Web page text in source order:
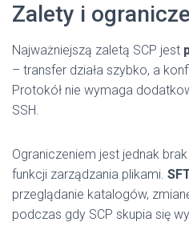
Zalety i
Najważniejszą zaletą SCP jest
– transfer działa szybko, a
Protokół nie wymaga
SSH.
Ograniczeniem jest jednak
funkcji zarządzania plikami.
przeglądanie katalogów,
podczas gdy SCP skupia się